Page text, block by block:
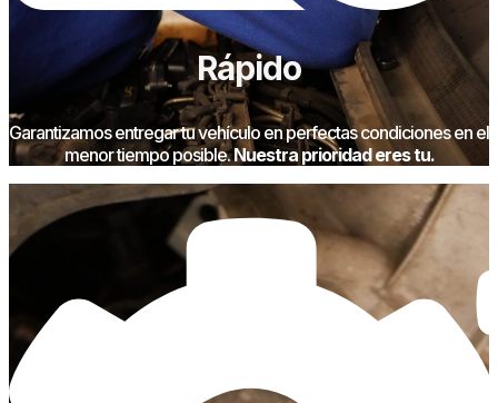
Rápido
Garantizamos entregar tu vehículo en perfectas condiciones en el
menor tiempo posible.Nuestra prioridad eres tu.